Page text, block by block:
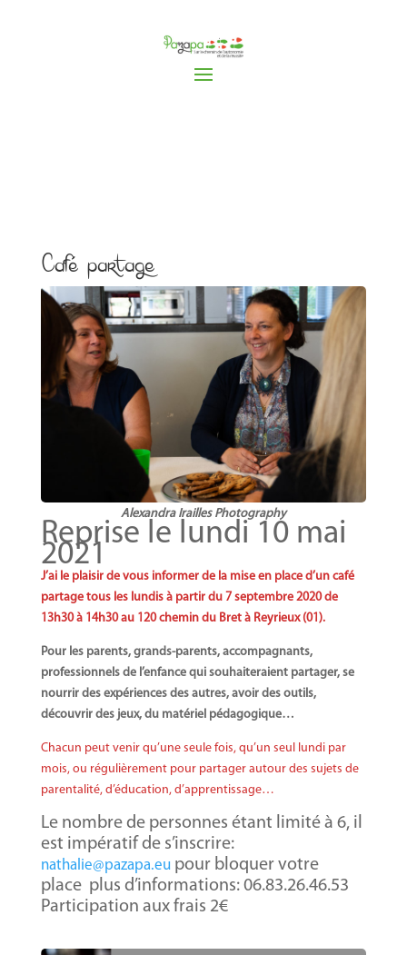
Café partage
Alexandra Irailles Photography
Reprise le lundi 10 mai
2021
J’ai le plaisir de vous informer de la mise en place d’un café
partage tous les lundis à partir du 7 septembre 2020 de
13h30 à 14h30 au 120 chemin du Bret à Reyrieux (01).
Pour les parents, grands-parents, accompagnants,
professionnels de l’enfance qui souhaiteraient partager, se
nourrir des expériences des autres, avoir des outils,
découvrir des jeux, du matériel pédagogique…
Chacun peut venir qu’une seule fois, qu’un seul lundi par
mois, ou régulièrement pour partager autour des sujets de
parentalité, d’éducation, d’apprentissage…
Le nombre de personnes étant limité à 6, il
est impératif de s’inscrire:
nathalie@pazapa.eupour bloquer votre
place plus d’informations: 06.83.26.46.53
Participation aux frais 2€